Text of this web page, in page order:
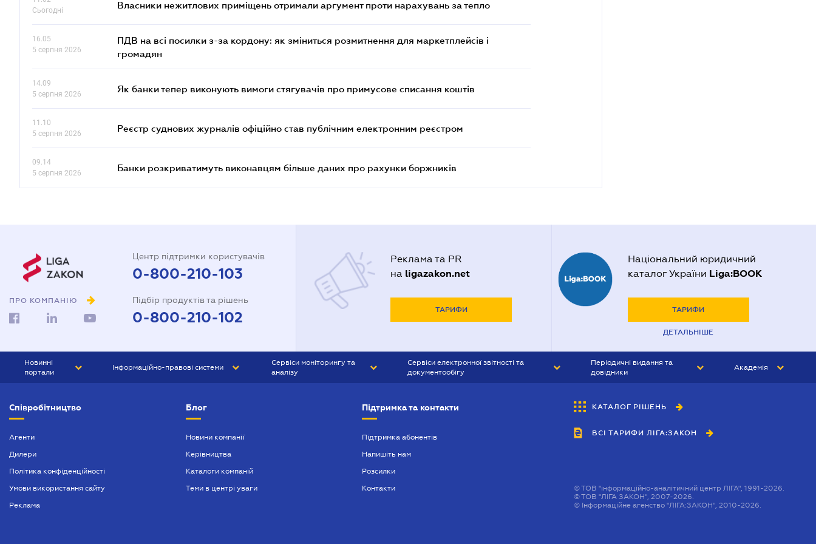
Сьогодні
Власники нежитлових приміщень отримали аргумент проти нарахувань за тепло
16.05
5 серпня 2026
ПДВ на всі посилки з-за кордону: як зміниться розмитнення для маркетплейсів і
громадян
14.09
5 серпня 2026
Як банки тепер виконують вимоги стягувачів про примусове списання коштів
11.10
5 серпня 2026
Реєстр суднових журналів офіційно став публічним електронним реєстром
09.14
5 серпня 2026
Банки розкриватимуть виконавцям більше даних про рахунки боржників
ПРО КОМПАНІЮ
Центр підтримки користувачів
0-800-210-103
Підбір продуктів та рішень
0-800-210-102
Реклама та PR
на ligazakon.net
ТАРИФИ
Національний юридичний
каталог України Liga:BOOK
ТАРИФИ
ДЕТАЛЬНІШЕ
Новинні
портали
БІЗНЕС
Інформаційно-правові системи
БУХГАЛТЕР ПРОФ
Сервіси моніторингу та
аналізу
Сервіси електронної звітності та
документообігу
Періодичні видання та
довідники
БУХГАЛТЕР&ЗАКОН
ВІСНИК МСФЗ
Академія
Співробітництво
Агенти
Дилери
Політика конфіденційності
Умови використання сайту
Реклама
Блог
Новини компанії
Керівництва
Каталоги компаній
Теми в центрі уваги
Підтримка та контакти
Підтримка абонентів
Напишіть нам
Розсилки
Контакти
КАТАЛОГ РІШЕНЬ
ВСІ ТАРИФИ ЛІГА:ЗАКОН
©ТОВ "інформаційно-аналітичний центр ЛІГА", 1991-2026.
©ТОВ "ЛІГА ЗАКОН", 2007-2026.
© Інформаційне агенство "ЛІГА:ЗАКОН", 2010-2026.